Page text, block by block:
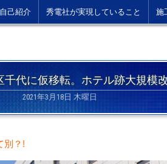
己紹介 秀電社が実現していること 施
代に仮移転。ホテル跡大規模
2021年3月18日 木曜日
別？!